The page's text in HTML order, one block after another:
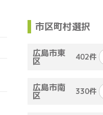
市区町村選択
広島市東
区 402件
広島市南
区 330件